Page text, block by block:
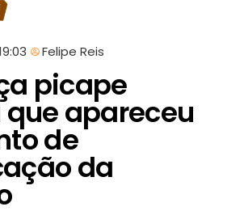
Felipe Reis
picape
apareceu
de
da